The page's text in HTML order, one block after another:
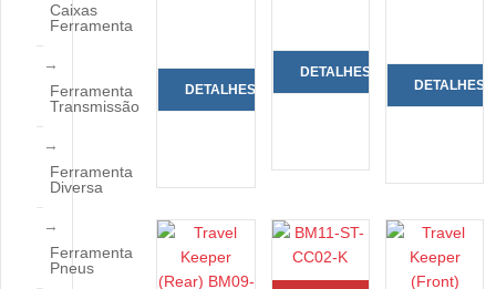
DETALHES
DETALHES
DETALHES
Caixas
Ferramenta
Ferramenta
Transmissão
Ferramenta
Diversa
Ferramenta
Pneus